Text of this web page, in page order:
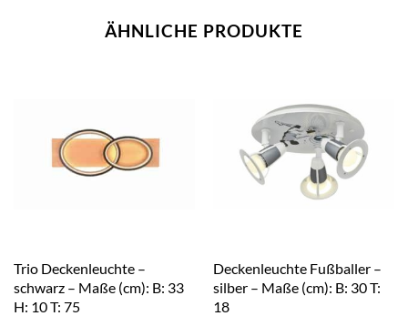
ÄHNLICHE PRODUKTE
Trio Deckenleuchte –
schwarz – Maße (cm): B: 33
H: 10 T: 75
Deckenleuchte Fußballer –
silber – Maße (cm): B: 30 T:
18